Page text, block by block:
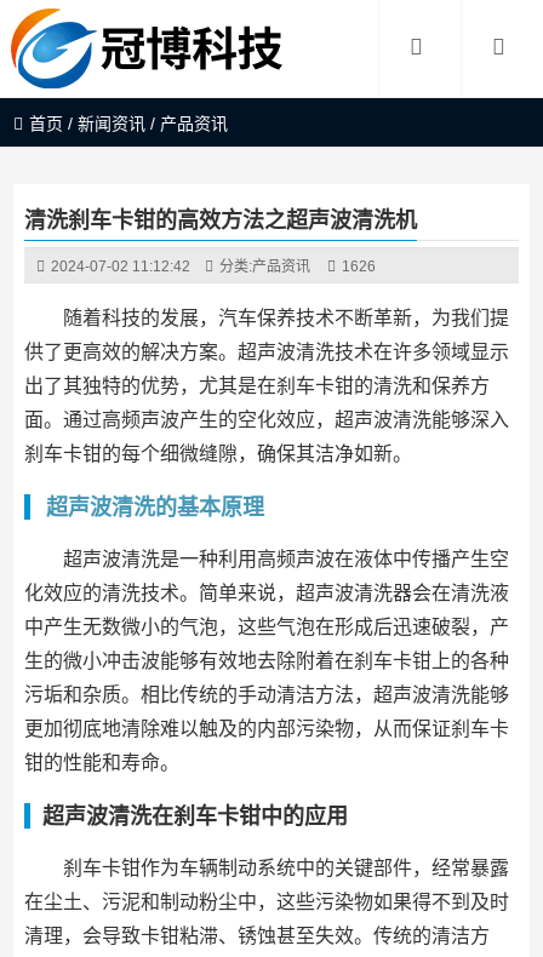
首页 /新闻资讯 / 产品资讯
清洗刹车卡钳的高效方法之超声波清洗机
2024-07-02 11:12:42 分类:产品资讯 1626
随着科技的发展，汽车保养技术不断革新，为我们提
供了更高效的解决方案。超声波清洗技术在许多领域显示
出了其独特的优势，尤其是在刹车卡钳的清洗和保养方
面。通过高频声波产生的空化效应，超声波清洗能够深入
刹车卡钳的每个细微缝隙，确保其洁净如新。
超声波清洗的基本原理
超声波清洗是一种利用高频声波在液体中传播产生空
化效应的清洗技术。简单来说，超声波清洗器会在清洗液
中产生无数微小的气泡，这些气泡在形成后迅速破裂，产
生的微小冲击波能够有效地去除附着在刹车卡钳上的各种
污垢和杂质。相比传统的手动清洁方法，超声波清洗能够
更加彻底地清除难以触及的内部污染物，从而保证刹车卡
钳的性能和寿命。
超声波清洗在刹车卡钳中的应用
刹车卡钳作为车辆制动系统中的关键部件，经常暴露
在尘土、污泥和制动粉尘中，这些污染物如果得不到及时
清理，会导致卡钳粘滞、锈蚀甚至失效。传统的清洁方